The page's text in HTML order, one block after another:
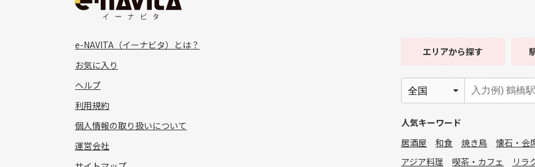
e-NAVITA（イーナビタ）とは？
お気に入り
ヘルプ
利用規約
個人情報の取り扱いについて
運営会社
エリアから探す
人気キーワード
居酒屋
和食 焼き鳥 懐石・会
アジア料理
喫茶・カフェ リラ